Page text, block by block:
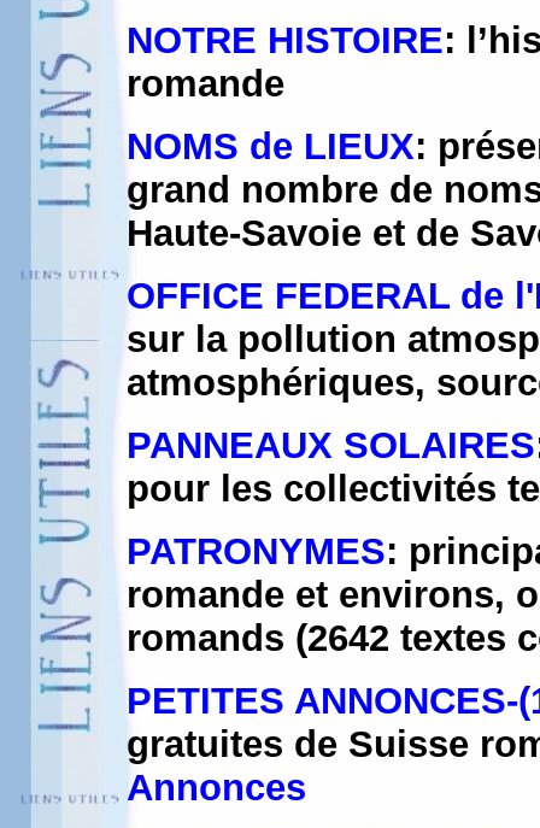
NOTRE HISTOIRE:
romande
NOMS de LIEUX:
grand nombre de
Haute-Savoie et de
OFFICE FEDERAL de
sur la pollution
atmosphériques,
PANNEAUX SOLAIRES
pour les collectivités
PATRONYMES:
romande et environs,
romands (2642 textes
PETITES ANNONCES-
gratuites de Suisse
Annonces